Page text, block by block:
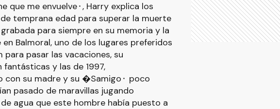
que me envuelve⬝, Harry explica los
temprana edad para superar la muerte
para siempre en su memoria y la
Balmoral, uno de los lugares preferidos
pasar las vacaciones, su
y las de 1997,
con su madre y su �Samigo⬝ poco
pasado de maravillas jugando
agua que este hombre había puesto a